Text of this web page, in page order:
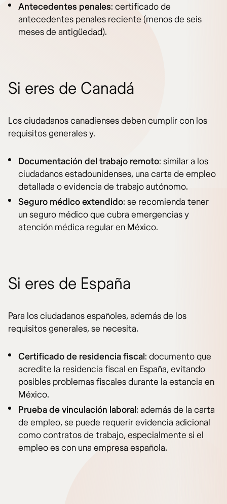
Antecedentes penales: certificado de
antecedentes penales reciente (menos de seis
meses de antigüedad).
Si eres de Canadá
Los ciudadanos canadienses deben cumplir con los
requisitos generales y.
Documentación del trabajo remoto: similar a los
ciudadanos estadounidenses, una carta de empleo
detallada o evidencia de trabajo autónomo.
Seguro médico extendido: se recomienda tener
un seguro médico que cubra emergencias y
atención médica regular en México.
Si eres de España
Para los ciudadanos españoles, además de los
requisitos generales, se necesita.
Certificado de residencia fiscal: documento que
acredite la residencia fiscal en España, evitando
posibles problemas fiscales durante la estancia en
México.
Prueba de vinculación laboral: además de la carta
de empleo, se puede requerir evidencia adicional
como contratos de trabajo, especialmente si el
empleo es con una empresa española.